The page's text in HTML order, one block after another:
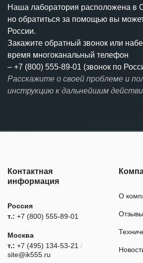
Наша лаборатория расположена в
но обратиться за помощью вы
России.
Закажите обратный звонок или
время многоканальный телефон
– +7 (800) 555-89-01 (звонок по
Расскажите о своей проблеме и
инструкцию к дальнейшим
Контактная
информация
Россия
т.: +7 (800) 555-89-01
Москва
т.: +7 (495) 134-53-21 /
site@ik555.ru
О
Отзывы